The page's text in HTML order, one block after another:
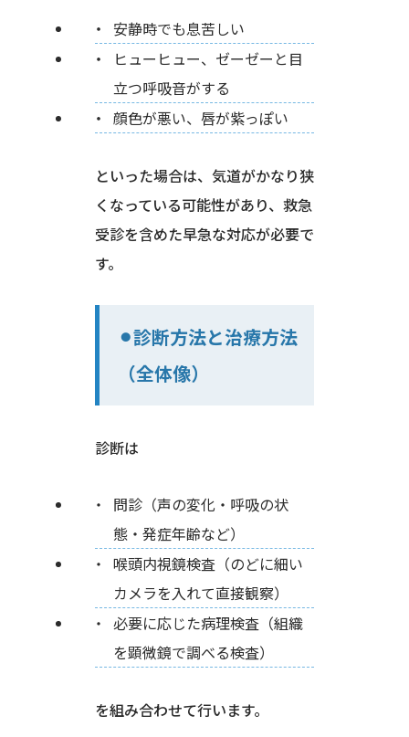
安静時でも息苦しい
ヒューヒュー、ゼーゼーと目
立つ呼吸音がする
顔色が悪い、唇が紫っぽい
といった場合は、気道がかなり狭
くなっている可能性があり、救急
受診を含めた早急な対応が必要で
す。
⚫︎診断方法と治療方法
（全体像）
診断は
問診（声の変化・呼吸の状
態・発症年齢など）
喉頭内視鏡検査（のどに細い
カメラを入れて直接観察）
必要に応じた病理検査（組織
を顕微鏡で調べる検査）
を組み合わせて行います。